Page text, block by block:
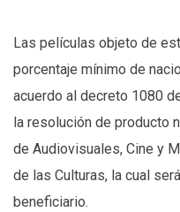
Las películas objeto de
porcentaje mínimo de
acuerdo al decreto 1080
la resolución de producto
de Audiovisuales, Cine y
de las Culturas, la cual
beneficiario.